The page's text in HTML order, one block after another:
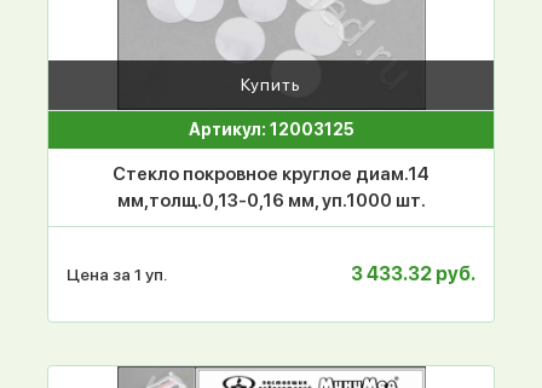
Купить
Артикул: 12003125
Стекло покровное круглое диам.14
мм,толщ.0,13-0,16 мм, уп.1000 шт.
Цена за 1 уп. 3 433.32 руб.